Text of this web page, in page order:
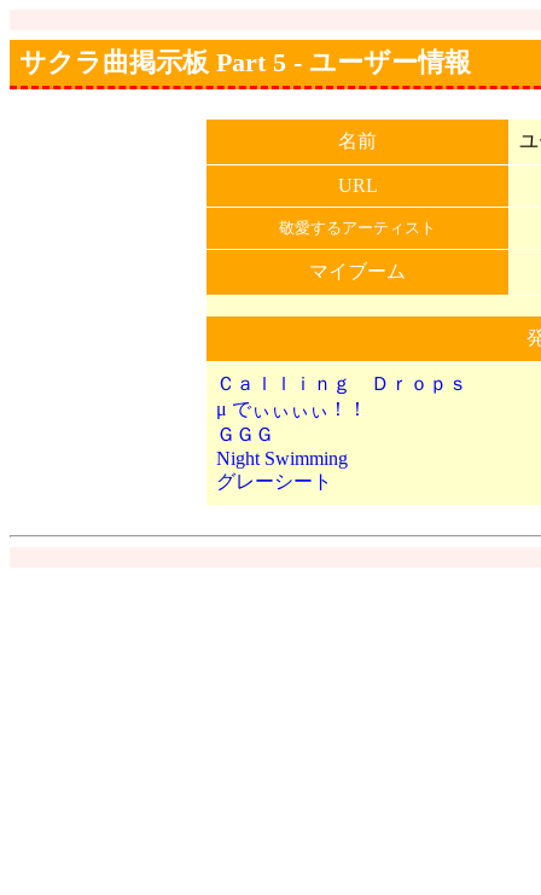
サクラ曲掲示板 Part 5 - ユーザー情報
名前
URL
敬愛するアーティスト
マイブーム
Ｃａｌｌｉｎｇ Ｄｒｏｐｓ
μ でぃぃぃぃ！！
ＧＧＧ
Night Swimming
グレーシート